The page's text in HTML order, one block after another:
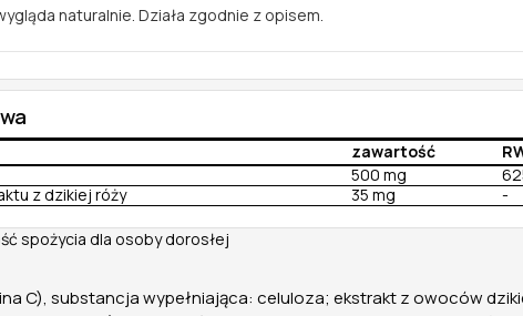
naturalnie. Działa zgodnie z opisem.
zawartość
500 mg
z dzikiej róży
35 mg -
spożycia dla osoby dorosłej
C), substancja wypełniająca: celuloza; ekstrakt z owoców